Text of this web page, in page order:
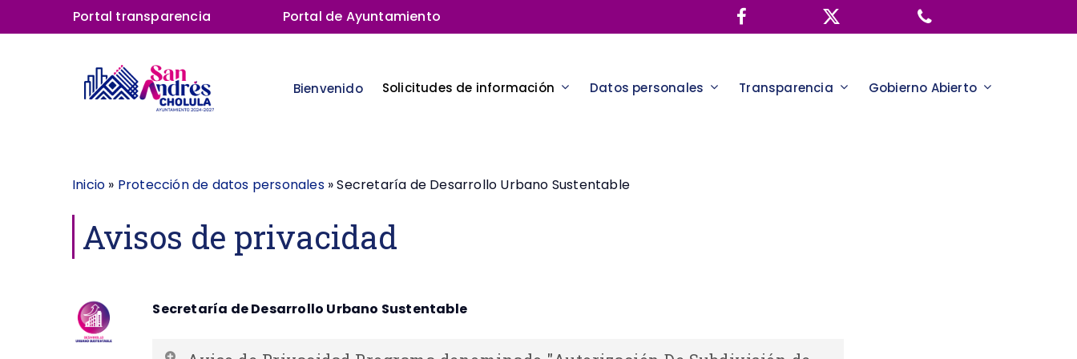
to
Portal transparencia Portal de Ayuntamiento
Bienvenido Solicitudes de información Datos personales Transparencia Gobierno Abierto
Inicio » Protección de datos personales»Secretaría de Desarrollo Urbano Sustentable
Avisos de privacidad
Secretaría de Desarrollo Urbano Sustentable